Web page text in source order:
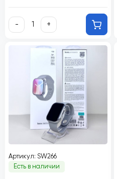
- +
Артикул: SW266
Есть в наличии